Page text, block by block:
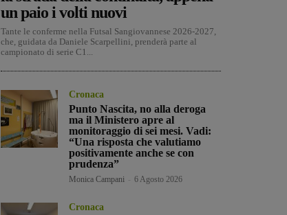
un paio i volti nuovi
Tante le conferme nella Futsal Sangiovannese 2026-2027,
che, guidata da Daniele Scarpellini, prenderà parte al
campionato di serie C1...
Cronaca
Punto Nascita, no alla deroga
ma il Ministero apre al
monitoraggio di sei mesi. Vadi:
“Una risposta che valutiamo
positivamente anche se con
prudenza”
Monica Campani 6 Agosto 2026
Cronaca